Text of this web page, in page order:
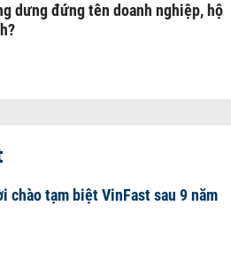
dưng đứng tên doanh nghiệp, hộ
chào tạm biệt VinFast sau 9 năm